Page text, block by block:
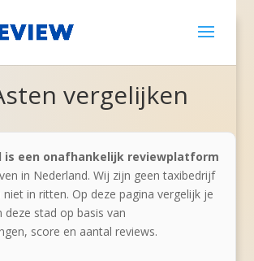
vergelijken
is een onafhankelijk reviewplatform
in Nederland. Wij zijn geen taxibedrijf
niet in ritten. Op deze pagina vergelijk je
deze stad op basis van
score en aantal reviews.